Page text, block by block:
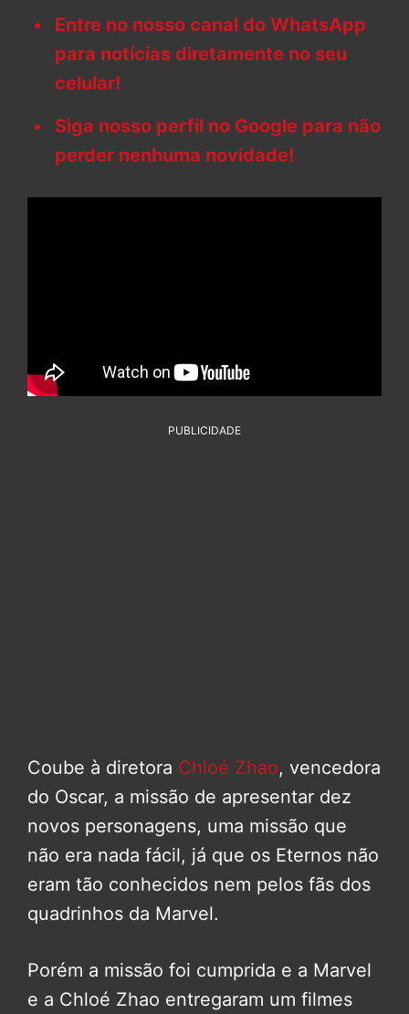
Entre no nosso canal do WhatsApp
para notícias diretamente no seu
celular!
Siga nosso perfil no Google para não
perder nenhuma novidade!
PUBLICIDADE
Coube à diretora Chloé Zhao, vencedora
do Oscar, a missão de apresentar dez
novos personagens, uma missão que
não era nada fácil, já que os Eternos não
eram tão conhecidos nem pelos fãs dos
quadrinhos da Marvel.
Porém a missão foi cumprida e a Marvel
e a Chloé Zhao entregaram um filmes